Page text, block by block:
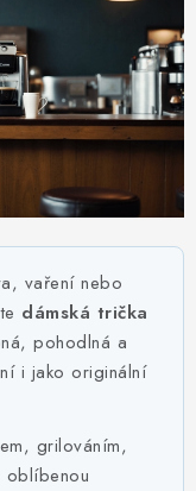
vaření nebo
dámská trička
pohodlná a
i jako originální
grilováním,
oblíbenou